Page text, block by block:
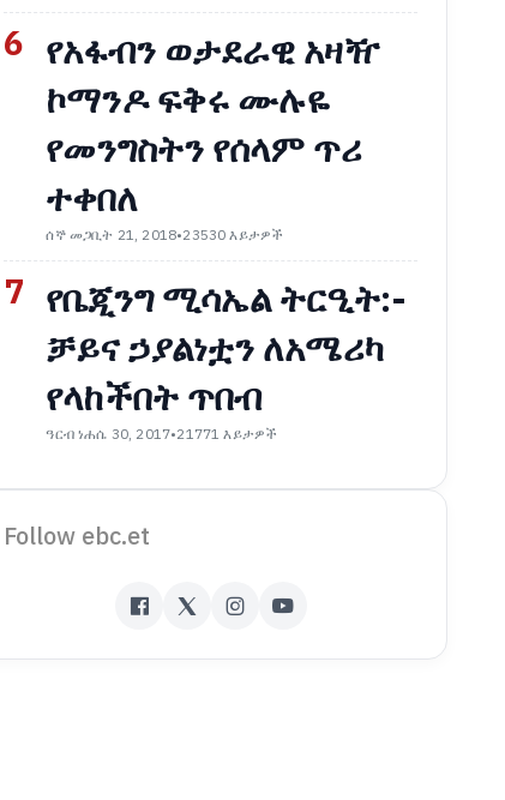
6 የአፋብን ወታደራዊ አዛዥ
ኮማንዶ ፍቅሩ ሙሉዬ
የመንግስትን የሰላም ጥሪ
ተቀበለ
ሰኞ መጋቢት 21, 2018•23530 እይታዎች
7 የቤጂንግ ሚሳኤል ትርዒት:-
ቻይና ኃያልነቷን ለአሜሪካ
የላከችበት ጥበብ
ዓርብ ነሐሴ 30, 2017•21771 እይታዎች
Follow ebc.et